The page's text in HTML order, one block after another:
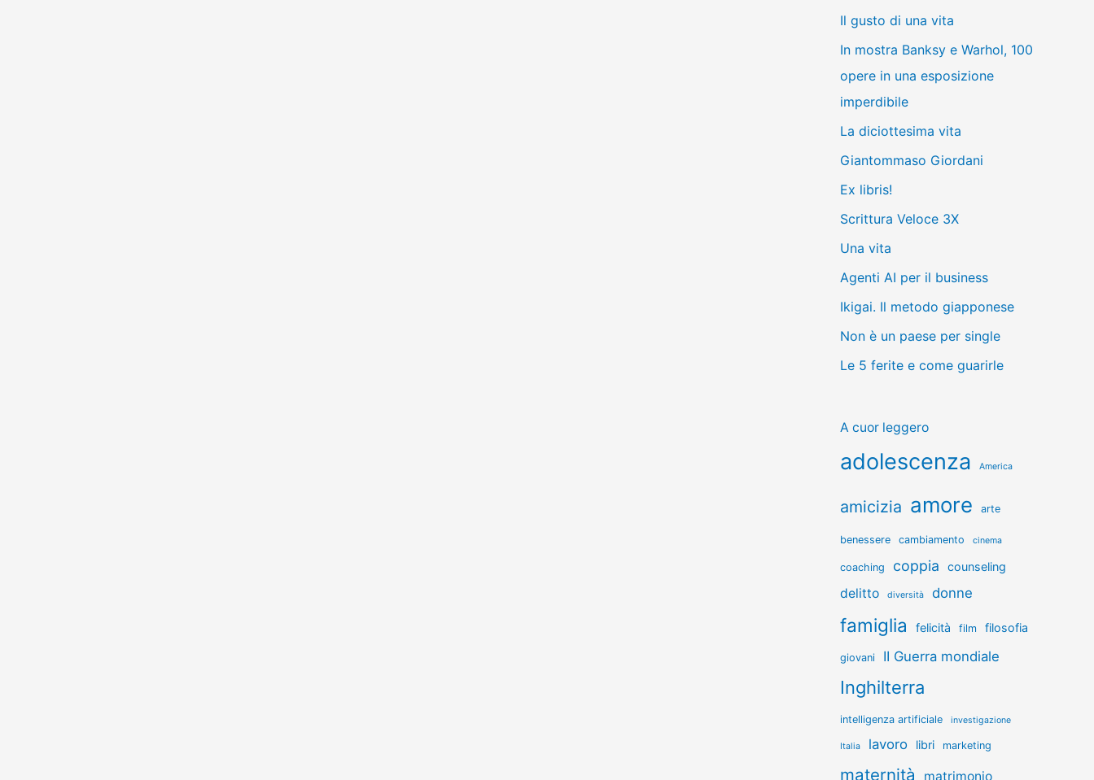
Il gusto di una vita
In mostra Banksy e Warhol, 100
opere in una esposizione
imperdibile
La diciottesima vita
Giantommaso Giordani
Ex libris!
Scrittura Veloce 3X
Una vita
Agenti AI per il business
Ikigai. Il metodo giapponese
Non è un paese per single
Le 5 ferite e come guarirle
A cuor leggero
adolescenza America
amicizia amore arte
benessere cambiamento cinema
coaching coppia counseling
delitto diversità donne
famiglia felicità film filosofia
giovani II Guerra mondiale
Inghilterra
intelligenza artificiale investigazione
Italia lavoro libri marketing
maternità matrimonio